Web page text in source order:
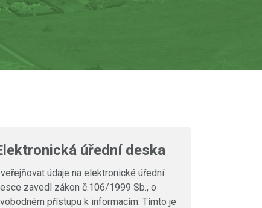
úřední deska
údaje na elektronické úřední
zavedl zákon č.106/1999 Sb., o
přístupu k informacím. Tímto je